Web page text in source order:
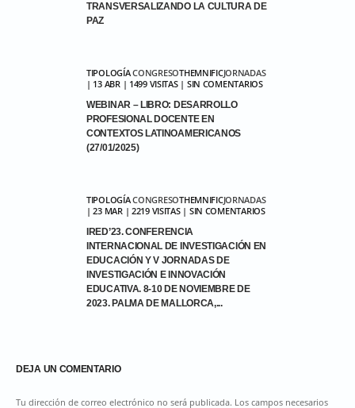
TRANSVERSALIZANDO LA CULTURA DE
PAZ
TIPOLOGÍACONGRESOTHEMNIFICJORNADAS
| 13 ABR | 1499 VISITAS | SIN COMENTARIOS
WEBINAR – LIBRO: DESARROLLO
PROFESIONAL DOCENTE EN
CONTEXTOS LATINOAMERICANOS
(27/01/2025)
TIPOLOGÍACONGRESOTHEMNIFICJORNADAS
| 23 MAR | 2219 VISITAS | SIN COMENTARIOS
IRED’23. CONFERENCIA
INTERNACIONAL DE INVESTIGACIÓN EN
EDUCACIÓN Y V JORNADAS DE
INVESTIGACIÓN E INNOVACIÓN
EDUCATIVA. 8-10 DE NOVIEMBRE DE
2023. PALMA DE MALLORCA,...
DEJA UN COMENTARIO
Tu dirección de correo electrónico no será publicada. Los campos necesarios